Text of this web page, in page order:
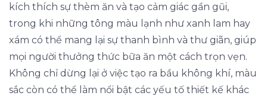
kích thích sự thèm ăn và tạo cảm giác gần gũi,
trong khi những tông màu lạnh như xanh lam hay
xám có thể mang lại sự thanh bình và thư giãn, giúp
mọi người thưởng thức bữa ăn một cách trọn vẹn.
Không chỉ dừng lại ở việc tạo ra bầu không khí, màu
sắc còn có thể làm nổi bật các yếu tố thiết kế khác